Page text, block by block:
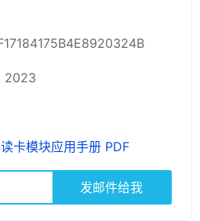
2023
卡模块应用手册 PDF
发邮件给我